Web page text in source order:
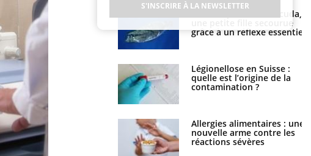
Grossesse et chaleur : ce
que dit la science
Le smartphone nuit-il à
l'apprentissage de la
lecture ?
Mordue par une tique en
vacances, elle reste dans le
coma pendant 42 jours
Mordue par un barracuda,
une petite fille secourue
grâce à un réflexe essentiel
Légionellose en Suisse :
quelle est l’origine de la
contamination ?
Allergies alimentaires : une
nouvelle arme contre les
réactions sévères
S'INSCRIRE À LA NEWSLETTER